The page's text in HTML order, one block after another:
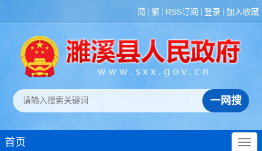
简 繁 RSS订阅 登录 加入收藏
首页